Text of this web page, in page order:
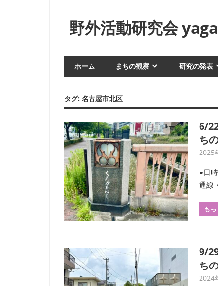
野外活動研究会
近
な
や
俗
を
フ
ィ
ー
ル
ド
ワ
ー
ク
よ
り
記
ホーム まちの観察 研究の発表
タグ: 名古屋市北区
6/
ち
2025
●日
通線
も
9/
ち
2024